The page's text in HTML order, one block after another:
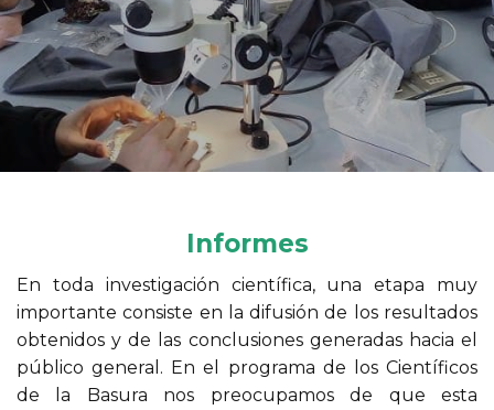
Informes
En toda investigación científica, una etapa muy
importante consiste en la difusión de los resultados
obtenidos y de las conclusiones generadas hacia el
público general. En el programa de los Científicos
de la Basura nos preocupamos de que esta